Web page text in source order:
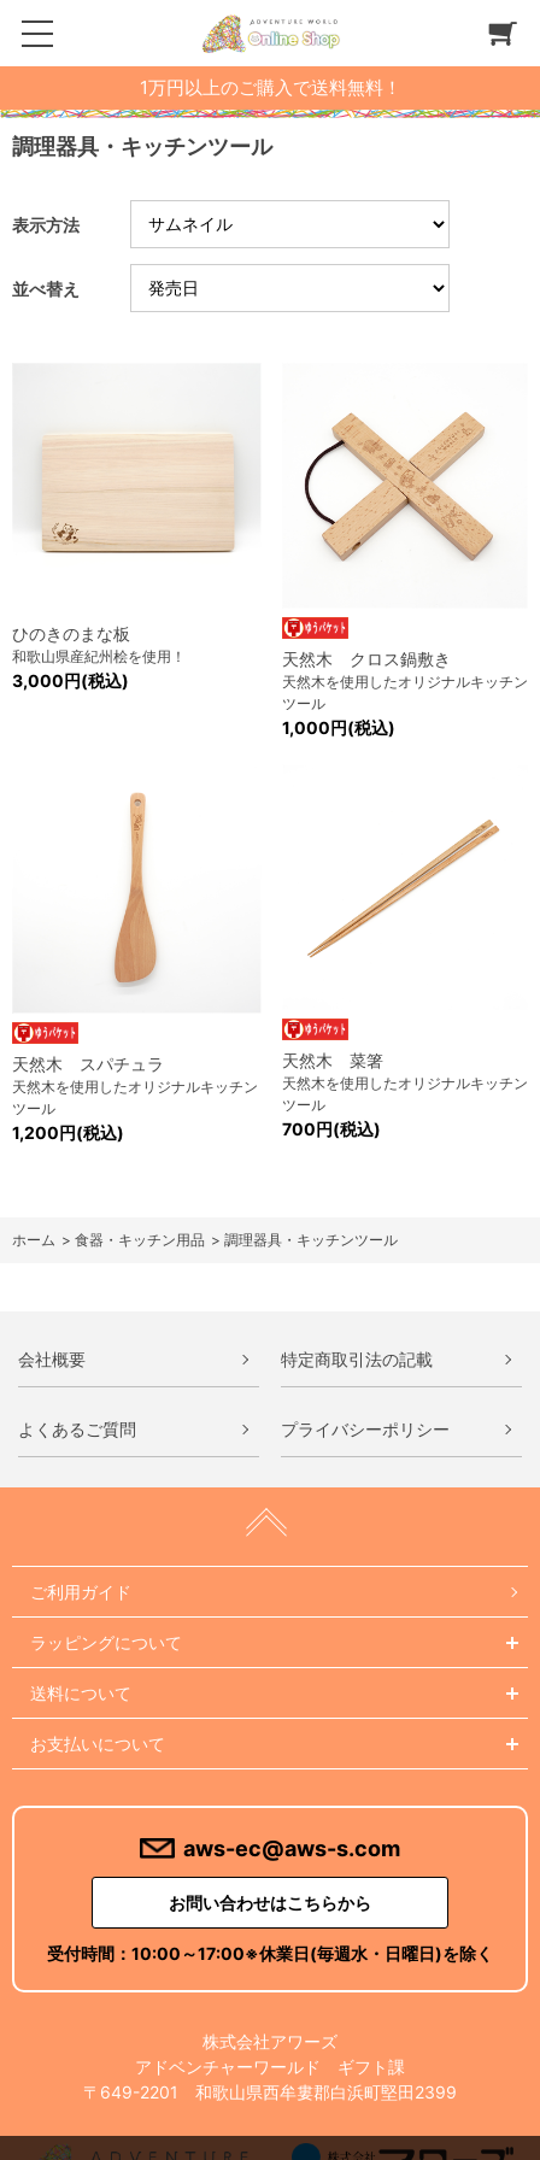
1万円以上のご購入で送料無料！
調理器具・キッチンツール
表示方法
並べ替え
ひのきのまな板
和歌山県産紀州桧を使用！
3,000円(税込)
天然木 クロス鍋敷き
天然木を使用したオリジナルキッチン
ツール
1,000円(税込)
天然木 スパチュラ
天然木を使用したオリジナルキッチン
ツール
1,200円(税込)
天然木 菜箸
天然木を使用したオリジナルキッチン
ツール
700円(税込)
ホーム > 食器・キッチン用品 > 調理器具・キッチンツール
会社概要 特定商取引法の記載
よくあるご質問 プライバシーポリシー
ご利用ガイド
ラッピングについて
送料について
お支払いについて
aws-ec@aws-s.com
お問い合わせはこちらから
受付時間： 10:00～17:00※休業日(毎週水・日曜日)を除く
株式会社アワーズ
アドベンチャーワールド ギフト課
〒649-2201 和歌山県西牟婁郡白浜町堅田2399